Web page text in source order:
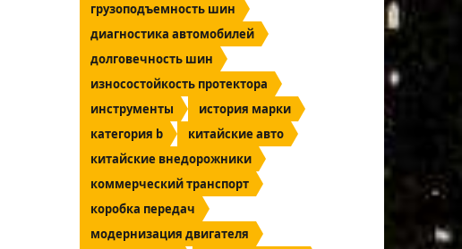
грузоподъемность шин
диагностика автомобилей
долговечность шин
износостойкость протектора
инструменты
история марки
категория b
китайские авто
китайские внедорожники
коммерческий транспорт
коробка передач
модернизация двигателя